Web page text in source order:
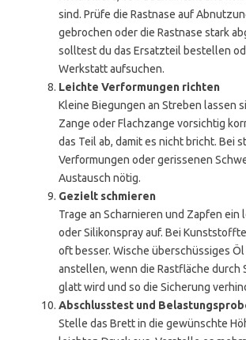
sind. Prüfe die Rastnase auf
gebrochen oder die Rastnase stark
solltest du das Ersatzteil bestellen
Werkstatt aufsuchen.
Leichte Verformungen richten
Kleine Biegungen an Streben lassen
Zange oder Flachzange vorsichtig
das Teil ab, damit es nicht bricht. Bei
Verformungen oder gerissenen
Austausch nötig.
Gezielt schmieren
Trage an Scharnieren und Zapfen ein
oder Silikonspray auf. Bei
oft besser. Wische überschüssiges Öl
anstellen, wenn die Rastfläche durch
glatt wird und so die Sicherung
Abschlusstest und
Stelle das Brett in die gewünschte